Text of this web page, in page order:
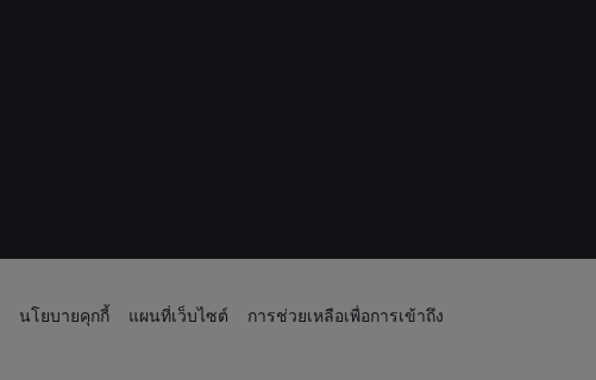
นโยบายคุกกี้ แผนที่เว็บไซต์ การช่วยเหลือเพื่อการเข้าถึง